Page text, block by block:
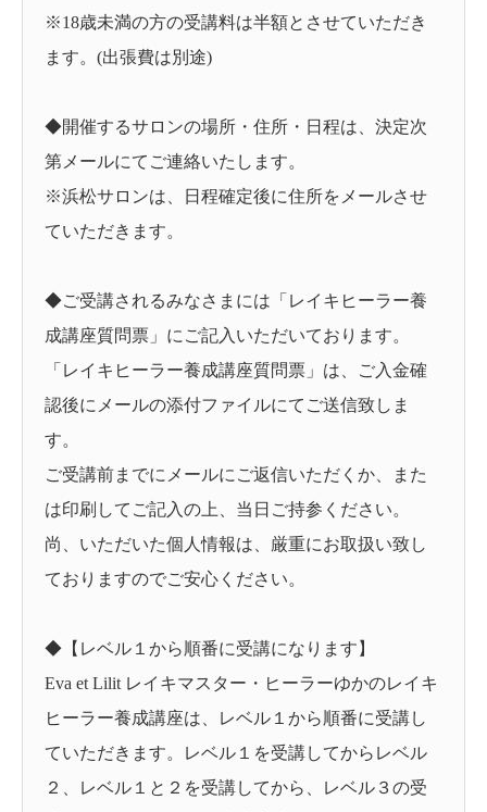
※18歳未満の方の受講料は半額とさせていただき
ます。(出張費は別途)
◆開催するサロンの場所・住所・日程は、決定次
第メールにてご連絡いたします。
※浜松サロンは、日程確定後に住所をメールさせ
ていただきます。
◆ご受講されるみなさまには「レイキヒーラー養
成講座質問票」にご記入いただいております。
「レイキヒーラー養成講座質問票」は、ご入金確
認後にメールの添付ファイルにてご送信致しま
す。
ご受講前までにメールにご返信いただくか、また
は印刷してご記入の上、当日ご持参ください。
尚、いただいた個人情報は、厳重にお取扱い致し
ておりますのでご安心ください。
◆【レベル１から順番に受講になります】
Eva et Lilit レイキマスター・ヒーラーゆかのレイキ
ヒーラー養成講座は、レベル１から順番に受講し
ていただきます。レベル１を受講してからレベル
２、レベル１と２を受講してから、レベル３の受